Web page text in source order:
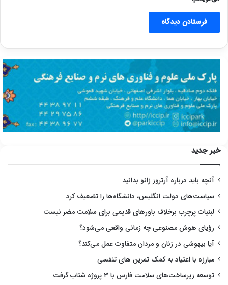
خبر جدید
آنچه باید درباره آرتروز زانو بدانید
سیاست‌های دولت انگلیس، دانشگاه‌ها را تضعیف کرد
لبنیات پرچرب برخلاف باورهای قدیمی برای سلامت مضر نیست
رؤیای هوش مصنوعی چه زمانی واقعی می‌شود؟
آیا بیهوشی در زنان و مردان متفاوت عمل می‌کند؟
مبارزه با اعتیاد به کمک تمرین های تنفسی
توسعه زیرساخت‌های سلامت فارس با ۳ پروژه شتاب گرفت